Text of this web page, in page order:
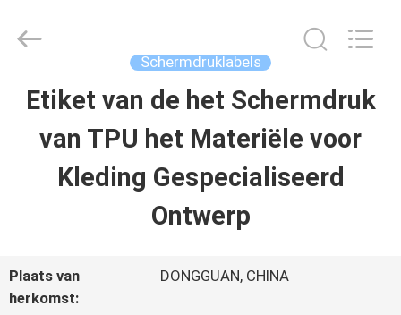
THUIS
PRODUCTEN
ONS
Accessories
Co.,Ltd.
Reserved.
Schermdruklabels
Etiket van de het Schermdruk
van TPU het Materiële voor
Kleding Gespecialiseerd
Ontwerp
Plaats van
herkomst:
DONGGUAN, CHINA